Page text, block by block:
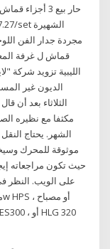
حار بيع 3
مجردة جدار الفن
قماش ل غرفة
الليبية تزويد شركة
الديون غير
الثلاثاء بعد أن
مكثفا مع نظيره
الشهر. يحتاج
موثوقة للمحرك
على الويب. النظر